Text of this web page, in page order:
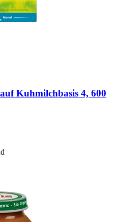
Kuhmilchbasis 4, 600